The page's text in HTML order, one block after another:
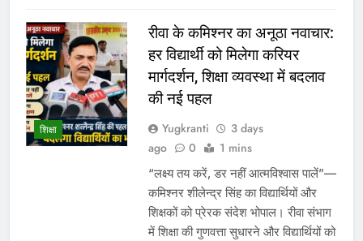
शिक्षा
रीवा के कमिश्नर का अनूठा नवाचार:
हर विद्यार्थी को मिलेगा करियर
मार्गदर्शन, शिक्षा व्यवस्था में बदलाव
की नई पहल
Yugkranti
3 days
ago
0 1 mins
“लक्ष्य तय करें, डर नहीं आत्मविश्वास पालें”—
कमिश्नर शीलेन्द्र सिंह का विद्यार्थियों और
शिक्षकों को प्रेरक संदेश भोपाल। रीवा संभाग
में शिक्षा की गुणवत्ता सुधारने और विद्यार्थियों को